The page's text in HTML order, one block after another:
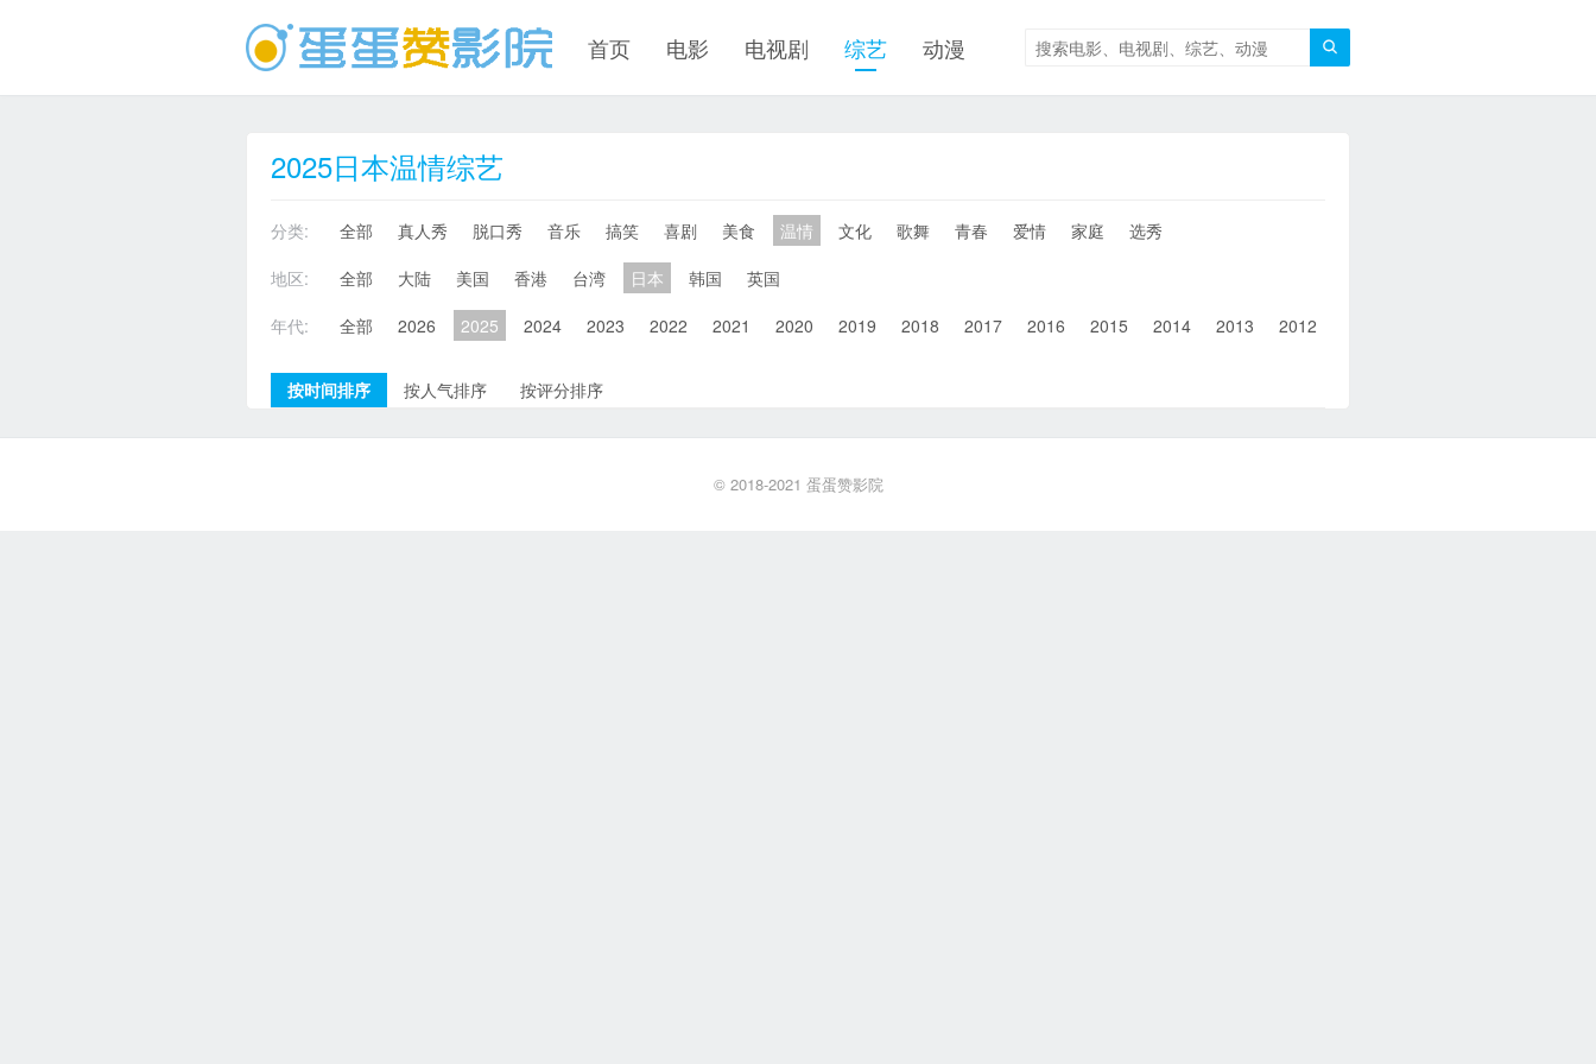

首页 电影 电视剧 综艺 动漫
2025日本温情综艺
分类: 全部 真人秀 脱口秀 音乐 搞笑 喜剧 美食 温情 文化 歌舞 青春 爱情 家庭
选秀
地区:
全部 大陆 美国 香港 台湾 日本 韩国
英国
年代:
全部 2026 2025 2024 2023 2022 2021 2020 2019 2018 2017 2016 2015 2014 2013 2012
按时间排序 按人气排序 按评分排序
© 2018-2021 蛋蛋赞影院